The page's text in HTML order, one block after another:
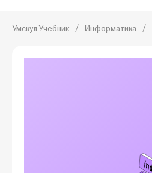
Умскул Учебник Информатика